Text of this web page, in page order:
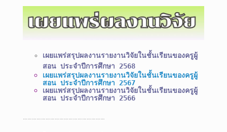
เผยแพร่สรุปผลงานรายงานวิจัยในชั้นเรียนของครูผู้
สอน ประจำปีการศึกษา 2568
เผยแพร่สรุปผลงานรายงานวิจัยในชั้นเรียนของครูผู้
สอน ประจำปีการศึกษา 2567
เผยแพร่สรุปผลงานรายงานวิจัยในชั้นเรียนของครูผู้
สอน ประจำปีการศึกษา 2566